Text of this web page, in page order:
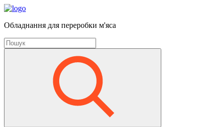
Обладнання для переробки м'яса